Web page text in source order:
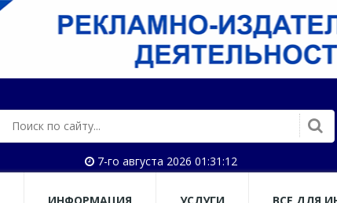
7-го августа 2026 01:31:12